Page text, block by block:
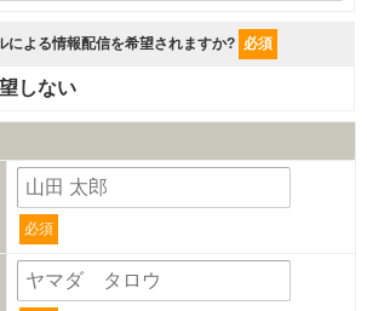
による情報配信を希望されますか? 必須
しない
必須